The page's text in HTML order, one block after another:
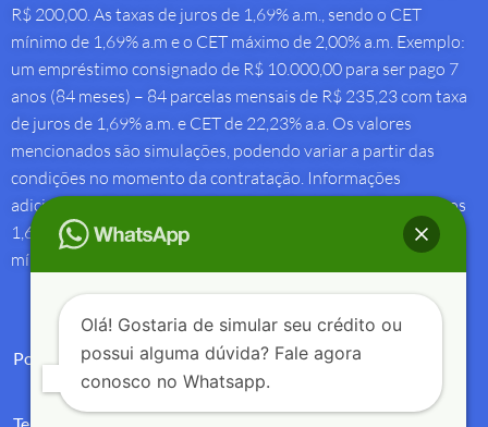
R$ 200,00. As taxas de juros de 1,69% a.m., sendo o CET
mínimo de 1,69% a.m e o CET máximo de 2,00% a.m. Exemplo:
um empréstimo consignado de R$ 10.000,00 para ser pago 7
anos (84 meses) – 84 parcelas mensais de R$ 235,23 com taxa
de juros de 1,69% a.m. e CET de 22,23% a.a. Os valores
mencionados são simulações, podendo variar a partir das
condições no momento da contratação. Informações
adicionais sobre antecipação saque-aniversário: Taxa de juros
1,69% a.m e Custo Efetivo Total máximo de 1,92% a.m. e
mínimo de 1,88% a.m.
Política de Privacidade
Olá! Gostaria de simular seu crédito ou
possui alguma dúvida? Fale agora
conosco no Whatsapp.